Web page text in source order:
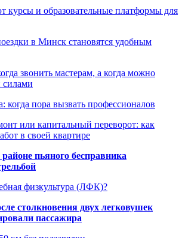
курсы и образовательные платформы для
в Минск становятся удобным
звонить мастерам, а когда можно
силами
когда пора вызвать профессионалов
или капитальный переворот: как
в своей квартире
пьяного бесправника
физкультура (ЛФК)?
столкновения двух легковушек
пассажира